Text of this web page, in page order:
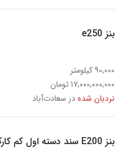
بنز e250
۹۰,۰۰۰ کیلومتر
۱۷,۰۰۰,۰۰۰,۰۰۰ تومان
نردبان شدهدر سعادت‌آباد
بنز E200 سند دسته اول کم کارکرد واقعی